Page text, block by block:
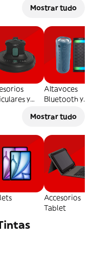
Mostrar tudo
y
Altavoces
Bluetooth y
Mostrar tudo
Accesorios
Tablet